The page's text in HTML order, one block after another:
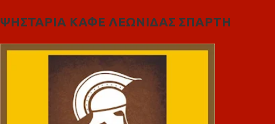
ΨΗΣΤΑΡΙΑ ΚΑΦΕ ΛΕΩΝΙΔΑΣ ΣΠΑΡΤΗ